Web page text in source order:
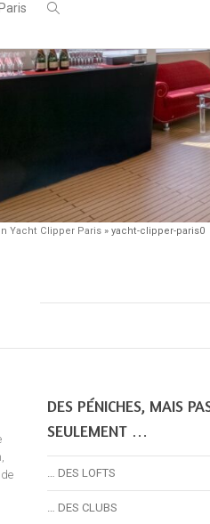
Yacht Clipper Paris » yacht-clipper-paris0
DES PÉNICHES, MAIS
SEULEMENT …
… DES LOFTS
… DES CLUBS